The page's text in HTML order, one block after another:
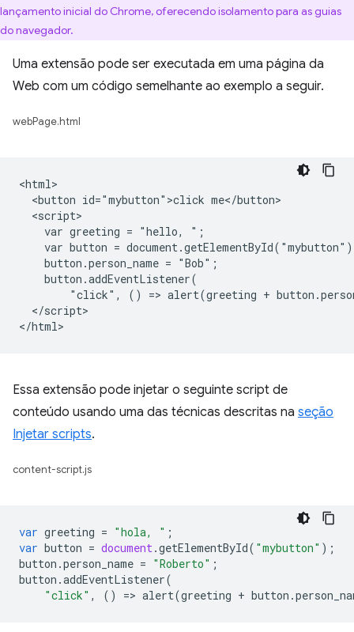
lançamento inicial do Chrome, oferecendo isolamento para as guias
do navegador.
Uma extensão pode ser executada em uma página da
Web com um código semelhante ao exemplo a seguir.
webPage.html
<html>
  <button id="mybutton">click me</button>
  <script>
    var greeting = "hello, ";
var button =
    button.person_name = "Bob";
    button.addEventListener(
"click", () => alert(greeting +
  </script>
Essa extensão pode injetar o seguinte script de
conteúdo usando uma das técnicas descritas na seção
Injetar scripts.
content-script.js
var greeting = "hola, " ;
var button = document.getElementById( "mybutton" );
button .person_name = "Roberto" ;
button .addEventListener(
"click" , () => alert(greeting + button .